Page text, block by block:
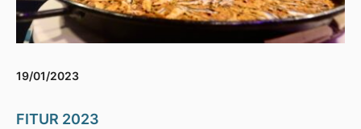
19/01/2023
FITUR 2023